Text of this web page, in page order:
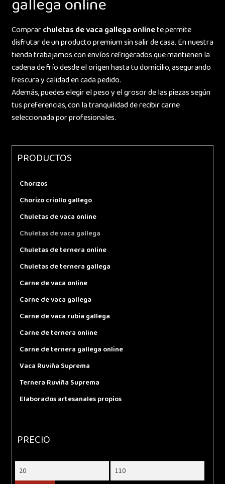
gallega online
Comprarchuletas de vaca gallega onlinete permite
disfrutar de un producto premium sin salir de casa. En nuestra
tienda trabajamos con envíos refrigerados que mantienen la
cadena de frío desde el origen hasta tu domicilio, asegurando
frescura y calidad en cada pedido.
Además, puedes elegir el peso y el grosor de las piezas según
tus preferencias, con la tranquilidad de recibir carne
seleccionada por profesionales.
PRODUCTOS
Chorizos
Chorizo criollo gallego
Chuletas de vaca online
Chuletas de vaca gallega
Chuletas de ternera online
Chuletas de ternera gallega
Carne de vaca online
Carne de vaca gallega
Carne de vaca rubia gallega
Carne de ternera online
Carne de ternera gallega online
Vaca Ruviña Suprema
Ternera Ruviña Suprema
Elaborados artesanales propios
PRECIO
Precio
mínimo
Precio
máximo